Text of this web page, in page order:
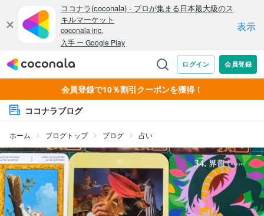
会員登録で10％割引クーポンを獲得！
ココナラブログ
ホーム ブログトップ ブログ 占い